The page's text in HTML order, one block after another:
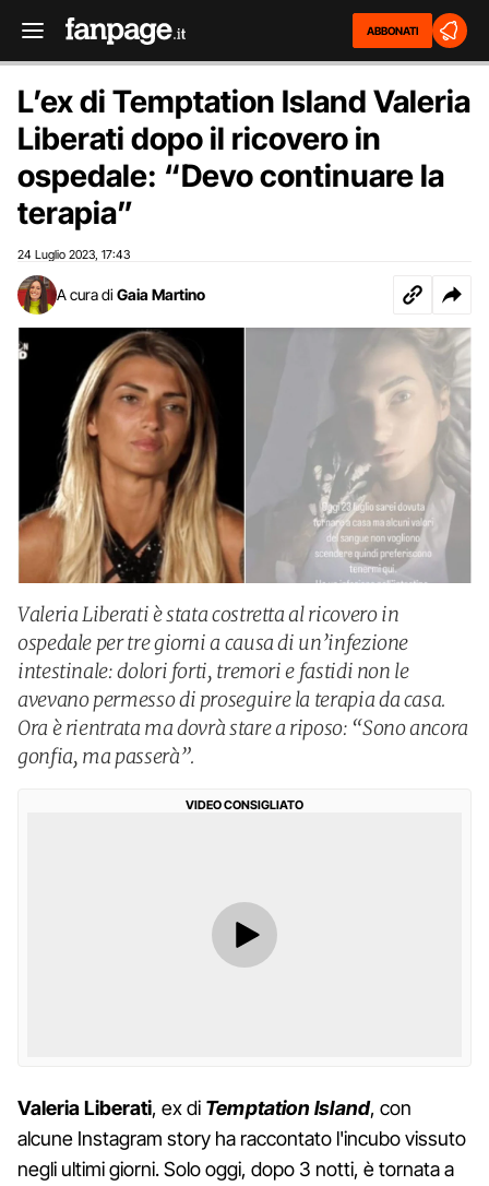
ABBONATI
L’ex di Temptation Island Valeria
Liberati dopo il ricovero in
ospedale: “Devo continuare la
terapia”
24 Luglio 2023 17:43
A cura di Gaia Martino
Valeria Liberati è stata costretta al ricovero in
ospedale per tre giorni a causa di un’infezione
intestinale: dolori forti, tremori e fastidi non le
avevano permesso di proseguire la terapia da casa.
Ora è rientrata ma dovrà stare a riposo: “Sono ancora
gonfia, ma passerà”.
VIDEO CONSIGLIATO
ValeriaLiberati, ex di Temptation Island, con
alcune Instagram story ha raccontato l'incubo vissuto
negli ultimi giorni. Solo oggi, dopo 3 notti, è tornata a